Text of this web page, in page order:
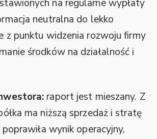
na regularne wypłaty
neutralna do lekko
z punktu widzenia rozwoju firmy
środków na działalność i
raport jest mieszany. Z
ma niższą sprzedaż i stratę
wynik operacyjny,